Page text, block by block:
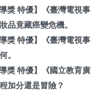
獎 特優】《臺灣電視事
品竟藏癌變危機。
獎 特優】《臺灣電視事
。
獎 特優】《國立教育廣
加分還是冒險？